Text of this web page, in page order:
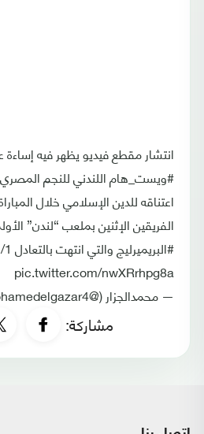
انتشار مقطع فيديو يظهر فيه
#ويست_هام اللندني للنجم
اعتناقه للدين الإسلامي خلال
#البريميرليج والتي انتهت بالتعادل 1/1 .#salah
pic.twitter.com/nwXRrhpg8a
— محمدالجزار (@mohamedelgazar4) February 6, 2019
مشاركة: